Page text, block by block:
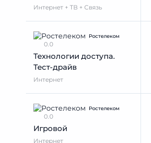
Интернет + ТВ + Связь
Ростелеком
0.0
Технологии доступа.
Тест-драйв
Интернет
Ростелеком
0.0
Игровой
Интернет